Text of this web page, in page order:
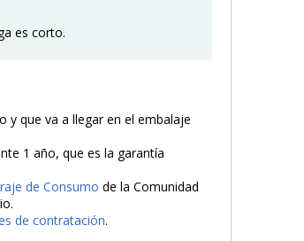
es corto.
y que va a llegar en el embalaje
1 año, que es la garantía
de Consumo de la Comunidad
de contratación.